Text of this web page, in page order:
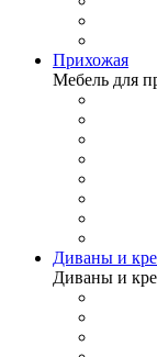
Прихожая
Мебель для
Диваны и
Диваны и